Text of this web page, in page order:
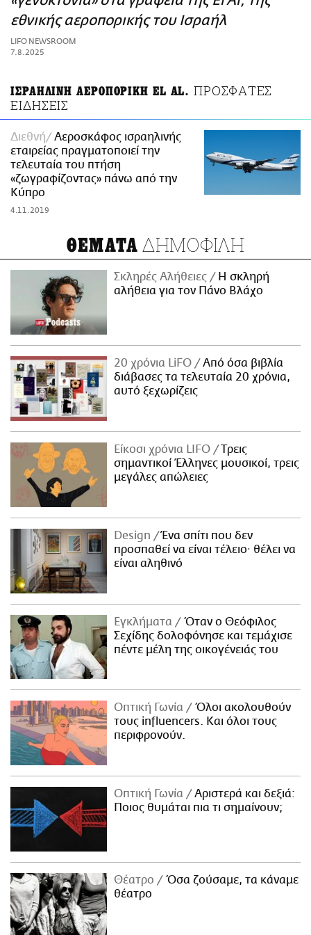
ΑΜΠΑ
PRINT
εθνικής αεροπορικής του Ισραήλ
LIFO NEWSROOM
7.8.2025
ΙΣΡΑΗΛΙΝΗ ΑΕΡΟΠΟΡΙΚΗ EL AL. ΠΡΟΣΦΑΤΕΣ
ΕΙΔΗΣΕΙΣ
Διεθνή
Αεροσκάφος ισραηλινής
εταιρείας πραγματοποιεί την
τελευταία του πτήση
«ζωγραφίζοντας» πάνω από την
Κύπρο
4.11.2019
ΘΕΜΑΤΑ ΔΗΜΟΦΙΛΗ
Σκληρές Αλήθειες
H σκληρή
αλήθεια για τον Πάνο Βλάχο
20 χρόνια LiFO
Από όσα βιβλία
διάβασες τα τελευταία 20 χρόνια,
αυτό ξεχωρίζεις
Είκοσι χρόνια LIFO
Tρεις
σημαντικοί Έλληνες μουσικοί, τρεις
μεγάλες απώλειες
Design
Ένα σπίτι που δεν
προσπαθεί να είναι τέλειο· θέλει να
είναι αληθινό
Εγκλήματα
Όταν ο Θεόφιλος
Σεχίδης δολοφόνησε και τεμάχισε
πέντε μέλη της οικογένειάς του
Οπτική Γωνία
Όλοι ακολουθούν
τους influencers. Και όλοι τους
περιφρονούν.
Οπτική Γωνία
Αριστερά και δεξιά:
Ποιος θυμάται πια τι σημαίνουν;
Θέατρο
Όσα ζούσαμε, τα κάναμε
θέατρο